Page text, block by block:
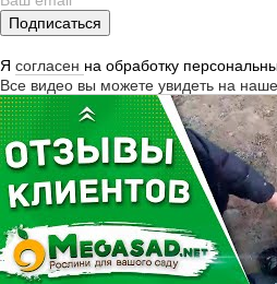
Подписаться
Я согласен на обработку
Все видео вы можете увидеть на